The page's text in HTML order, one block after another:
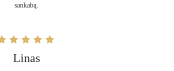
sankabą.
Linas